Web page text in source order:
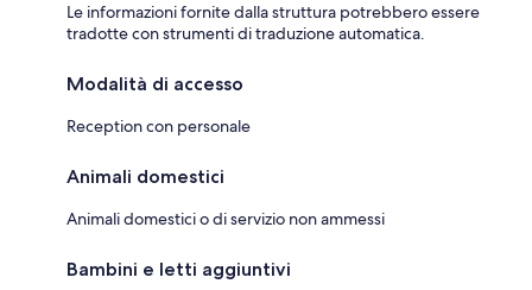
Le informazioni fornite dalla struttura potrebbero essere
tradotte con strumenti di traduzione automatica.
Modalità di accesso
Reception con personale
Animali domestici
Animali domestici o di servizio non ammessi
Bambini e letti aggiuntivi